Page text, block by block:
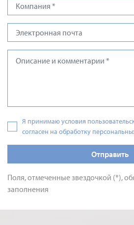
Я принимаю условия
согласен на обработку
Отправить
Поля, отмеченные звездочкой (*),
заполнения